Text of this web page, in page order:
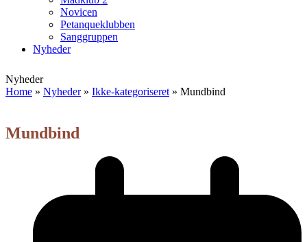
Novicen
Petanqueklubben
Sanggruppen
Nyheder
mobile
menu
mobile
menu
Nyheder
Home » Nyheder» Ikke-kategoriseret » Mundbind
Mundbind